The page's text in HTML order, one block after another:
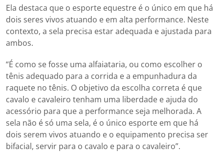
Ela destaca que o esporte equestre é o único em que há
dois seres vivos atuando e em alta performance. Neste
contexto, a sela precisa estar adequada e ajustada para
ambos.
“É como se fosse uma alfaiataria, ou como escolher o
tênis adequado para a corrida e a empunhadura da
raquete no tênis. O objetivo da escolha correta é que
cavalo e cavaleiro tenham uma liberdade e ajuda do
acessório para que a performance seja melhorada. A
sela não é só uma sela, é o único esporte em que há
dois serem vivos atuando e o equipamento precisa ser
bifacial, servir para o cavalo e para o cavaleiro”.